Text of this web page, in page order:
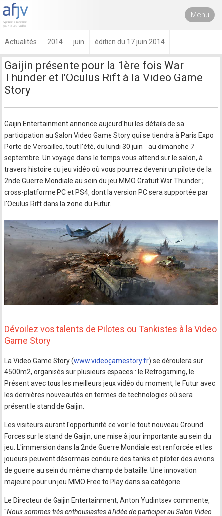
Menu
Actualités 2014 juin édition du 17 juin 2014
Gaijin présente pour la 1ère fois War
Thunder et l'Oculus Rift à la Video Game
Story
Gaijin Entertainment annonce aujourd'hui les détails de sa
participation au Salon Video Game Story qui se tiendra à Paris Expo
Porte de Versailles, tout l'été, du lundi 30 juin - au dimanche 7
septembre. Un voyage dans le temps vous attend sur le salon, à
travers histoire du jeu vidéo où vous pourrez devenir un pilote de la
2nde Guerre Mondiale au sein du jeu MMO Gratuit War Thunder ;
cross-platforme PC et PS4, dont la version PC sera supportée par
l'Oculus Rift dans la zone du Futur.
Dévoilez vos talents de Pilotes ou Tankistes à la Video
Game Story
La Video Game Story (www.videogamestory.fr) se déroulera sur
4500m2, organisés sur plusieurs espaces : le Retrogaming, le
Présent avec tous les meilleurs jeux vidéo du moment, le Futur avec
les dernières nouveautés en termes de technologies où sera
présent le stand de Gaijin.
Les visiteurs auront l'opportunité de voir le tout nouveau Ground
Forces sur le stand de Gaijin, une mise à jour importante au sein du
jeu. L'immersion dans la 2nde Guerre Mondiale est renforcée et les
joueurs peuvent désormais conduire des tanks et piloter des avions
de guerre au sein du même champ de bataille. Une innovation
majeure pour un jeu MMO Free to Play dans sa catégorie.
Le Directeur de Gaijin Entertainment, Anton Yudintsev commente,
"Nous sommes très enthousiastes à l'idée de participer au Salon Video